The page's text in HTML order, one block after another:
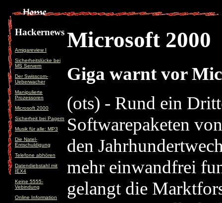
Hackernews
Amigareview I
Sicherheitslücke bei
MS Servern
Der Swisscom-
Ueberwacher
Manipulierte
Prozessoren
Microsoft 2000
Sicherheit bei Pagern
Musik für alle: MP3
Die Natel-
Entschuldigung
Telefone abhören
Datendiebstahl mit
IEX4
Keine 5555-
Vebindung
Online Information
Microsoft 2000
Giga warnt vor
(ots) - Rund ein
Softwarepaketen
den
mehr einwandfrei
gelangt die